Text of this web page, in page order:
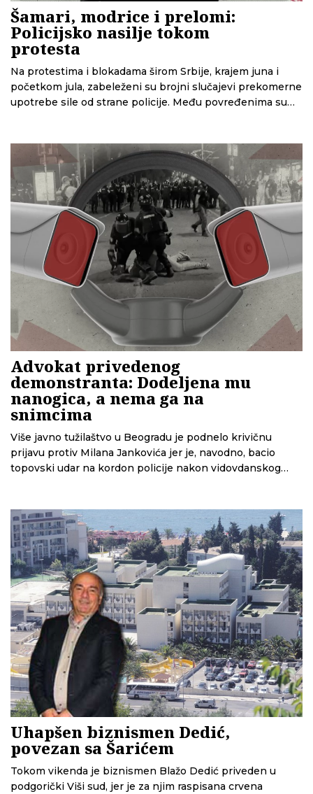
Šamari, modrice i prelomi:
Policijsko nasilje tokom
protesta
Na protestima i blokadama širom Srbije, krajem juna i
početkom jula, zabeleženi su brojni slučajevi prekomerne
upotrebe sile od strane policije. Među povređenima su
ćute, građani za CINS pričaju šta se desilo.
Advokat privedenog
demonstranta: Dodeljena mu
nanogica, a nema ga na
snimcima
Više javno tužilaštvo u Beogradu je podnelo krivičnu
prijavu protiv Milana Jankovića jer je, navodno, bacio
topovski udar na kordon policije nakon vidovdanskog
vidi. Ipak, i pored toga njemu je Viši sud u Beogradu
odredio meru zabrane napuštanja stana uz elektronski
nadzor.
Uhapšen biznismen Dedić,
povezan sa Šarićem
Tokom vikenda je biznismen Blažo Dedić priveden u
podgorički Viši sud, jer je za njim raspisana crvena